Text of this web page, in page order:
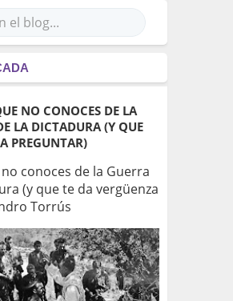
NO CONOCES DE LA
LA DICTADURA (Y QUE
PREGUNTAR)
conoces de la Guerra
(y que te da vergüenza
Torrús